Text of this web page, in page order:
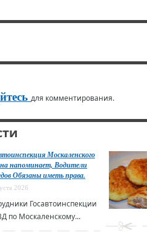
для комментирования.
Москаленского
напоминает, Водители
Обязаны иметь права.
2026
Госавтоинспекции
по Москаленскому...